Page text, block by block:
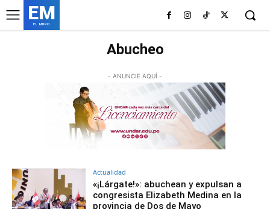
EM
EL MURO
Abucheo
- ANUNCIE AQUÍ -
Actualidad
«¡Lárgate!»: abuchean y expulsan a
congresista Elizabeth Medina en la
provincia de Dos de Mayo